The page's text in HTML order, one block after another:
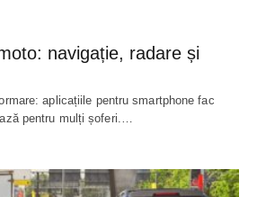
navigație, radare și
aplicațiile pentru smartphone fac
pentru mulți șoferi.…